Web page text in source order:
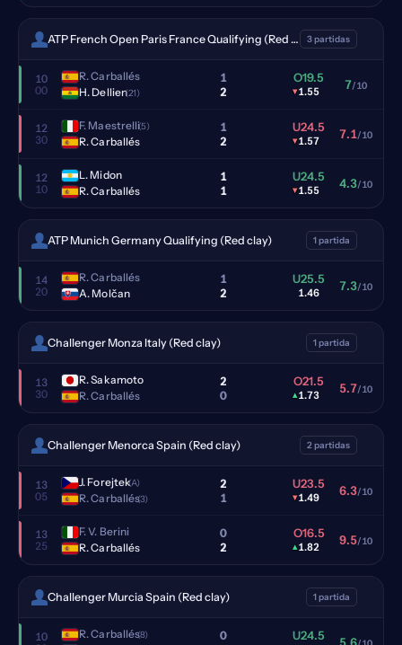
ATP French Open Paris France Qualifying (Red clay) 3 partidas
10
00
R. Carballés
H. Dellien(21)
1
2
O19.5
▾1.55 7/10
12
30
F. Maestrelli(5)
R. Carballés
1
2
U24.5
▾1.57 7.1/10
12
10
L. Midon
R. Carballés
1
1
U24.5
▾1.55 4.3/10
ATP Munich Germany Qualifying (Red clay) 1 partida
14
20
R. Carballés
A. Molčan
1
2
U25.5
1.46 7.3/10
Challenger Monza Italy (Red clay) 1 partida
13
30
R. Sakamoto
R. Carballés
2
0
O21.5
▴1.73 5.7/10
Challenger Menorca Spain (Red clay) 2 partidas
13
05
J. Forejtek(A)
R. Carballés(3)
2
1
U23.5
▾1.49 6.3/10
13
25
F. V. Berini
R. Carballés
0
2
O16.5
▴1.82 9.5/10
Challenger Murcia Spain (Red clay) 1 partida
10
R. Carballés(8)
0
U24.5